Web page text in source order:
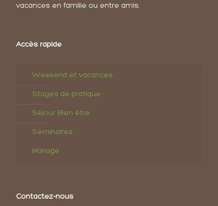
vacances en famille ou entre amis.
Accès rapide
Weekend et vacances
Stages de pratique
Séjour Bien être
Séminaires
Mariage
Contactez-nous